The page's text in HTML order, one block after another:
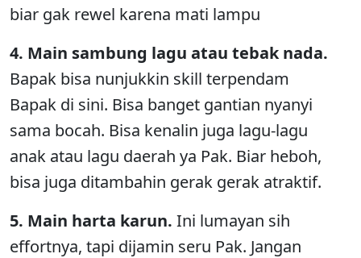
biar gak rewel karena mati lampu
4. Main sambung lagu atau tebak nada.
Bapak bisa nunjukkin skill terpendam
Bapak di sini. Bisa banget gantian nyanyi
sama bocah. Bisa kenalin juga lagu-lagu
anak atau lagu daerah ya Pak. Biar heboh,
bisa juga ditambahin gerak gerak atraktif.
5. Main harta karun. Ini lumayan sih
effortnya, tapi dijamin seru Pak. Jangan